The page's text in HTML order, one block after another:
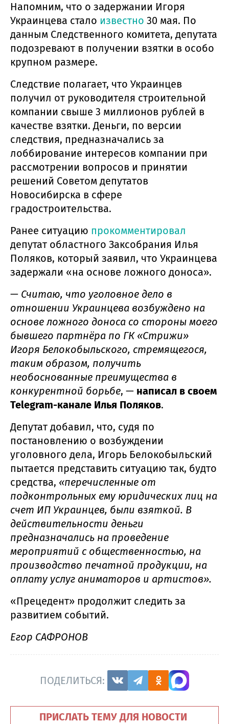
Напомним, что о задержании Игоря
Украинцева стало известно 30 мая. По
данным Следственного комитета, депутата
подозревают в получении взятки в особо
крупном размере.
Следствие полагает, что Украинцев
получил от руководителя строительной
компании свыше 3 миллионов рублей в
качестве взятки. Деньги, по версии
следствия, предназначались за
лоббирование интересов компании при
рассмотрении вопросов и принятии
решений Советом депутатов
Новосибирска в сфере
градостроительства.
Ранее ситуацию прокомментировал
депутат областного Заксобрания Илья
Поляков, который заявил, что Украинцева
задержали «на основе ложного доноса».
— Считаю, что уголовное дело в
отношении Украинцева возбуждено на
основе ложного доноса со стороны моего
бывшего партнёра по ГК «Стрижи»
Игоря Белокобыльского, стремящегося,
таким образом, получить
необоснованные преимущества в
конкурентной борьбе, — написал в своем
Telegram-канале Илья Поляков.
Депутат добавил, что, судя по
постановлению о возбуждении
уголовного дела, Игорь Белокобыльский
пытается представить ситуацию так, будто
средства, «перечисленные от
подконтрольных ему юридических лиц на
счет ИП Украинцев, были взяткой. В
действительности деньги
предназначались на проведение
мероприятий с общественностью, на
производство печатной продукции, на
оплату услуг аниматоров и артистов».
«Прецедент» продолжит следить за
развитием событий.
Егор САФРОНОВ
ПОДЕЛИТЬСЯ:
ПРИСЛАТЬ ТЕМУ ДЛЯ НОВОСТИ